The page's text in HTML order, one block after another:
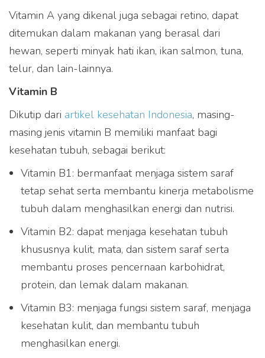
Vitamin A yang dikenal juga sebagai retino, dapat
ditemukan dalam makanan yang berasal dari
hewan, seperti minyak hati ikan, ikan salmon, tuna,
telur, dan lain-lainnya.
Vitamin B
Dikutip dari artikel kesehatan Indonesia, masing-
masing jenis vitamin B memiliki manfaat bagi
kesehatan tubuh, sebagai berikut:
Vitamin B1: bermanfaat menjaga sistem saraf
tetap sehat serta membantu kinerja metabolisme
tubuh dalam menghasilkan energi dan nutrisi.
Vitamin B2: dapat menjaga kesehatan tubuh
khususnya kulit, mata, dan sistem saraf serta
membantu proses pencernaan karbohidrat,
protein, dan lemak dalam makanan.
Vitamin B3: menjaga fungsi sistem saraf, menjaga
kesehatan kulit, dan membantu tubuh
menghasilkan energi.